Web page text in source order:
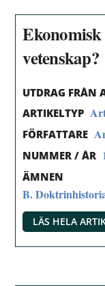
vetenskap?
UTDRAG FRÅN
ARTIKELTYP
FÖRFATTARE
NUMMER / ÅR
ÄMNEN
B.
LÄS HELA